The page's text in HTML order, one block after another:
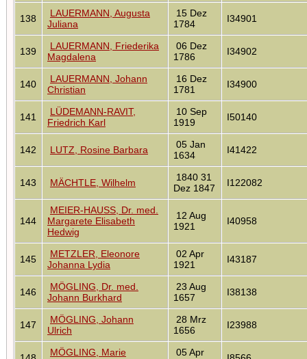
138
LAUERMANN, Augusta
Juliana
15 Dez
1784
I34901
139
LAUERMANN, Friederika
Magdalena
06 Dez
1786
I34902
140
LAUERMANN, Johann
Christian
16 Dez
1781
I34900
141
LÜDEMANN-RAVIT,
Friedrich Karl
10 Sep
1919
I50140
142 LUTZ, Rosine Barbara
05 Jan
1634
I41422
143 MÄCHTLE, Wilhelm
1840 31
Dez 1847
I122082
144
MEIER-HAUSS, Dr. med.
Margarete Elisabeth
Hedwig
12 Aug
1921
I40958
145
METZLER, Eleonore
Johanna Lydia
02 Apr
1921
I43187
146
MÖGLING, Dr. med.
Johann Burkhard
23 Aug
1657
I38138
147
MÖGLING, Johann
Ulrich
28 Mrz
1656
I23988
MÖGLING, Marie
05 Apr